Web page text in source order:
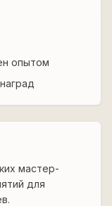
опытом
мастер-
для